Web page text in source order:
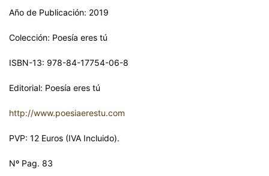
Año de Publicación: 2019
Colección: Poesía eres tú
ISBN-13: 978-84-17754-06-8
Editorial: Poesía eres tú
http://www.poesiaerestu.com
PVP: 12 Euros (IVA Incluido).
Nº Pag. 83